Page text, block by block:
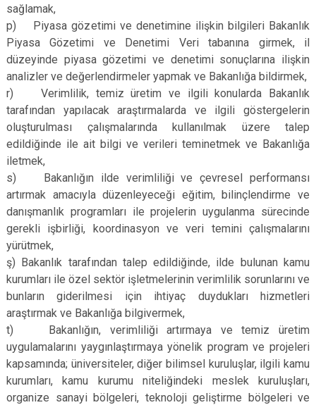
sağlamak,
p) Piyasa gözetimi ve denetimine ilişkin bilgileri Bakanlık
Piyasa Gözetimi ve Denetimi Veri tabanına girmek, il
düzeyinde piyasa gözetimi ve denetimi sonuçlarına ilişkin
analizler ve değerlendirmeler yapmak ve Bakanlığa bildirmek,
r) Verimlilik, temiz üretim ve ilgili konularda Bakanlık
tarafından yapılacak araştırmalarda ve ilgili göstergelerin
oluşturulması çalışmalarında kullanılmak üzere talep
edildiğinde ile ait bilgi ve verileri teminetmek ve Bakanlığa
iletmek,
s) Bakanlığın ilde verimliliği ve çevresel performansı
artırmak amacıyla düzenleyeceği eğitim, bilinçlendirme ve
danışmanlık programları ile projelerin uygulanma sürecinde
gerekli işbirliği, koordinasyon ve veri temini çalışmalarını
yürütmek,
ş) Bakanlık tarafından talep edildiğinde, ilde bulunan kamu
kurumları ile özel sektör işletmelerinin verimlilik sorunlarını ve
bunların giderilmesi için ihtiyaç duydukları hizmetleri
araştırmak ve Bakanlığa bilgivermek,
t) Bakanlığın, verimliliği artırmaya ve temiz üretim
uygulamalarını yaygınlaştırmaya yönelik program ve projeleri
kapsamında; üniversiteler, diğer bilimsel kuruluşlar, ilgili kamu
kurumları, kamu kurumu niteliğindeki meslek kuruluşları,
organize sanayi bölgeleri, teknoloji geliştirme bölgeleri ve